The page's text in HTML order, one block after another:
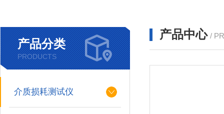
产品分类
PRODUCTS
介质损耗测试仪
产品中心 /